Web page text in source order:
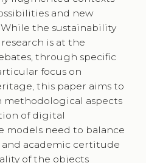
and new
the sustainability
is at the
through specific
focus on
this paper aims to
aspects
of digital
models need to balance
academic certitude
of the objects